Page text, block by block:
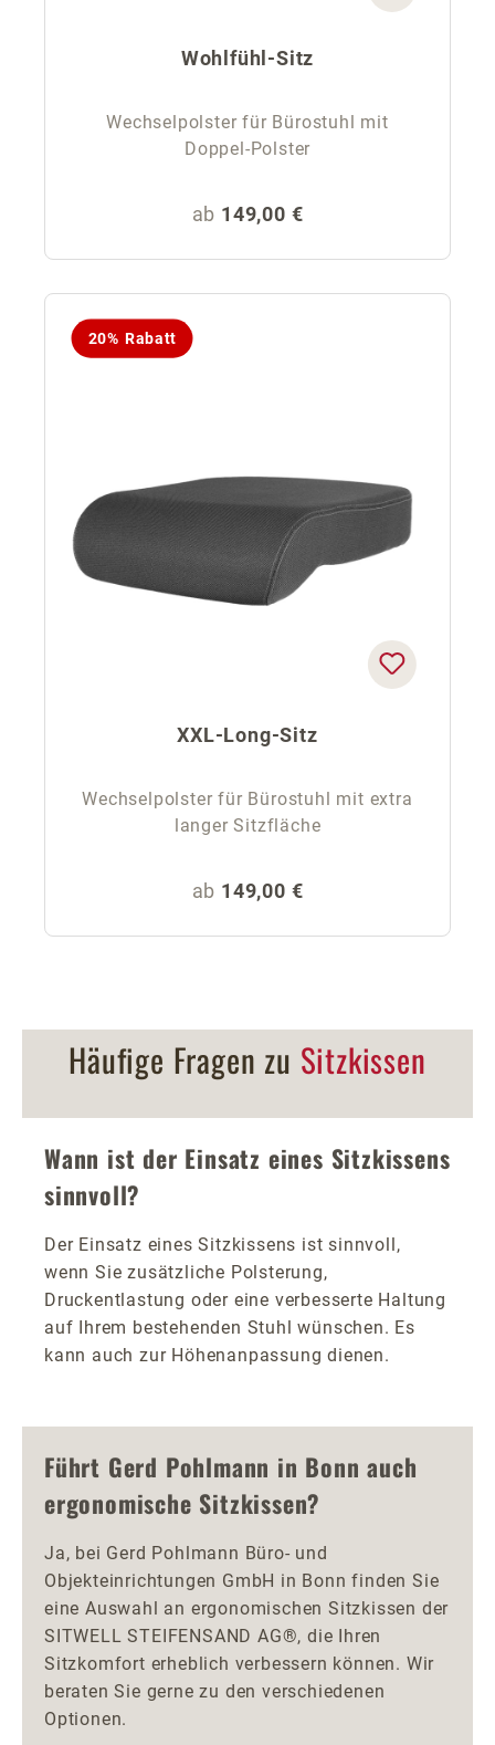
Wohlfühl-Sitz
Wechselpolster für Bürostuhl mit
Doppel-Polster
Regulärer Preis:
ab 149,00 €
20% Rabatt
XXL-Long-Sitz
Wechselpolster für Bürostuhl mit extra
langer Sitzfläche
Regulärer Preis:
ab 149,00 €
Häufige Fragen zu Sitzkissen
Wann ist der Einsatz eines Sitzkissens
sinnvoll?
Der Einsatz eines Sitzkissens ist sinnvoll,
wenn Sie zusätzliche Polsterung,
Druckentlastung oder eine verbesserte Haltung
auf Ihrem bestehenden Stuhl wünschen. Es
kann auch zur Höhenanpassung dienen.
Führt Gerd Pohlmann in Bonn auch
ergonomische Sitzkissen?
Ja, bei Gerd Pohlmann Büro- und
Objekteinrichtungen GmbH in Bonn finden Sie
eine Auswahl an ergonomischen Sitzkissen der
SITWELL STEIFENSAND AG®, die Ihren
Sitzkomfort erheblich verbessern können. Wir
beraten Sie gerne zu den verschiedenen
Optionen.